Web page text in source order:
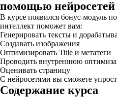
помощью нейросетей
В курсе появился бонус-модуль
интеллект поможет вам:
Генерировать тексты и
Создавать изображения
Оптимизировать Title и метатеги
Проводить внутреннюю
Оценивать страницу
С нейросетями вы сможете
Содержание курса